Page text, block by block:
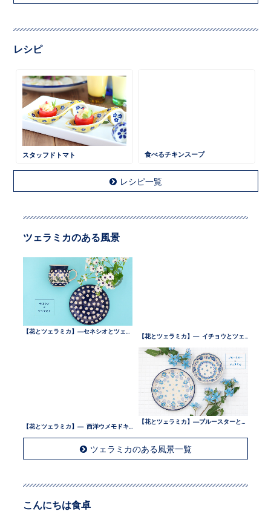
レシピ
スタッフドトマト 食べるチキンスープ
レシピ一覧
ツェラミカのある風景
【花とツェラミカ】—セネシオとツェラミカ —
ツェラミカのある風景一覧